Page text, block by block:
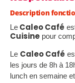
Description
Le Caleo Café
Cuisine pour
Le Caleo Café
les jours de 8h à
lunch en semaine